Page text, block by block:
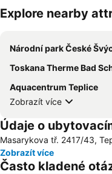
Explore nearby
Národní park České
Toskana Therme Bad
Aquacentrum Teplice
Zobrazít více
Údaje o
Masarykova tř. 2417/43,
Zobrazít více
Často kladené